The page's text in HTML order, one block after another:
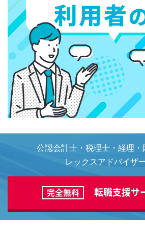
公認会計士・税理士・経理・
レックスアドバイザ
完全無料 転職支援サ